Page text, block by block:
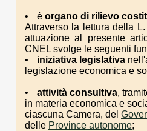
è organo di rilievo
Attraverso la lettura della
attuazione al presente
CNEL svolge le seguenti
iniziativa legislativa
legislazione economica e
attività consultiva,
in materia economica e
ciascuna Camera, del
delle Province autonome;